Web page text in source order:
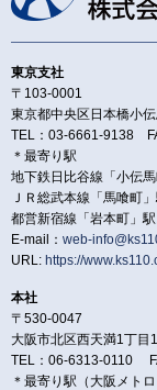
東京支社
〒103-0001
東京都中央区日本橋小
TEL：03-6661-9138
＊最寄り駅
地下鉄日比谷線「小伝
ＪＲ総武本線「馬喰町
都営新宿線「岩本町」
E-mail： web-
URL: https://
本社
〒530-0047
大阪市北区西天満1丁
TEL：06-6313-0110
＊最寄り駅（大阪メトロ